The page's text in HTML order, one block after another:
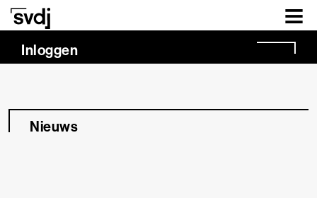
Naar hoofdinhoud
Inloggen
Nieuws